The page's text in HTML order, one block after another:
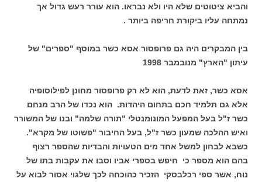
והביא ציטוטים שלא היו ולא נבראו. הוא עורר רעש גדול אך
נמתחה עליו ביקורת חריפה ביותר .
בין המבקרים היה גם פרופסור אסא כשר במוסף "ספרים" של
עיתון "הארץ" מנובמבר 1998
אסא כשר, זאת לדעת, הוא לא רק פרופסור מחונן לפילוסופיה
אלא גם תלמיד חכם בתחום היהדות. הוא נכדו של הרב מנחם
כשר ז"ל בעל המפעל המונומנטלי "תורה שלמה" ובנו של המשורר
ואיש ההלכה שמעון כשר ז"ל, בעל החיבור "פשוטו של מקרא".
כשבא לבחון למשל אחד מים הטעויות והבדיות שהספר רצוף
בהם הוא מספר כי חיפש בספרי אביו וסבו את עקבות בתו של
נוח, אשר ספי רכלבסקי הזכיר כהוכחה לכך שלגוי אסור לבוא על